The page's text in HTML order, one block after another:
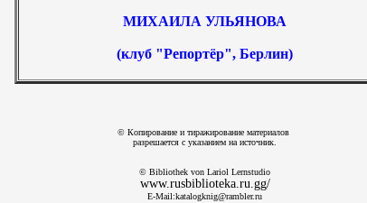
МИХАИЛА УЛЬЯНОВА
(клуб "Репортёр", Берлин)
© Копирование и тиражирование материалов
разрешается с указанием на источник.
© Bibliothek von Lariol Lernstudio
www.rusbiblioteka.ru.gg/
E-Mail:katalogknig@rambler.ru